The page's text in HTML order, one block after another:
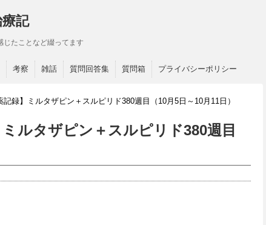
記
じたことなど綴ってます
考察 雑話 質問回答集 質問箱 プライバシーポリシー
録】ミルタザピン＋スルピリド380週目（10月5日～10月11日）
ルタザピン＋スルピリド380週目